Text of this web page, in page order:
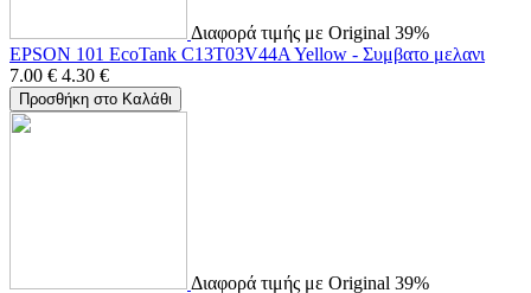
Διαφορά τιμής με Original 39%
EPSON 101 EcoTank C13T03V44A Yellow - Συμβατο μελανι
7.00 € 4.30 €
Προσθήκη στο Καλάθι
Διαφορά τιμής με Original 39%